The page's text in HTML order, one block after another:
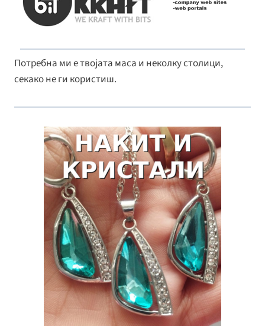
Потребна ми е твојата маса и неколку столици,
секако не ги користиш.